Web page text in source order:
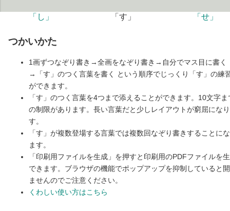
「し」 「す」 「せ」
つかいかた
1画ずつなぞり書き→全画をなぞり書き→自分でマス目に書く
→「す」のつく言葉を書く という順序でじっくり「す」の練
ができます。
「す」のつく言葉を4つまで添えることができます。10文字ま
の制限があります。長い言葉だと少しレイアウトが窮屈にな
す。
「す」が複数登場する言葉では複数回なぞり書きすることに
ます。
「印刷用ファイルを生成」を押すと印刷用のPDFファイルを
できます。ブラウザの機能でポップアップを抑制していると
ませんのでご注意ください。
くわしい使い方はこちら